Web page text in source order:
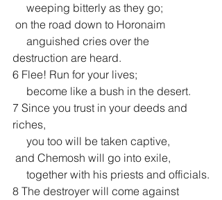
     weeping bitterly as they go;
on the road down to Horonaim
destruction are heard.
6 Flee! Run for your lives;
     become like a bush in the desert.
7 Since you trust in your deeds and
riches,
     you too will be taken captive,
and Chemosh will go into exile,
     together with his priests and officials.
8 The destroyer will come against